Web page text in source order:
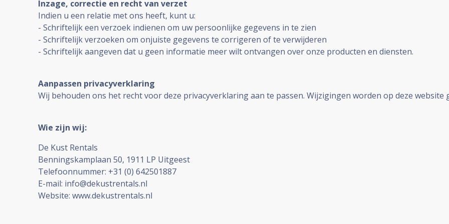
Inzage, correctie en recht van verzet
Indien u een relatie met ons heeft, kunt u:
- Schriftelijk een verzoek indienen om uw persoonlijke gegevens in te zien
- Schriftelijk verzoeken om onjuiste gegevens te corrigeren of te verwijderen
- Schriftelijk aangeven dat u geen informatie meer wilt ontvangen over onze producten en diensten.
Aanpassen privacyverklaring
Wij behouden ons het recht voor deze privacyverklaring aan te passen. Wijzigingen worden op deze website
Wie zijn wij:
De Kust Rentals
Benningskamplaan 50, 1911 LP Uitgeest
Telefoonnummer: +31 (0) 642501887
E-mail: info@dekustrentals.nl
Website: www.dekustrentals.nl